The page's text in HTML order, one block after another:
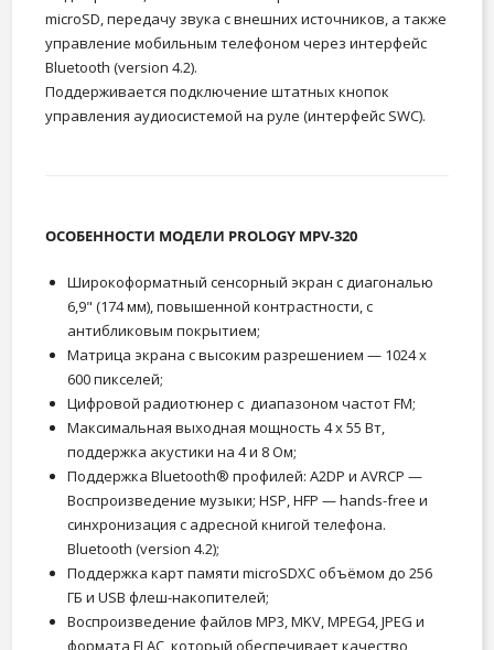
microSD, передачу звука с внешних источников, а также
управление мобильным телефоном через интерфейс
Bluetooth (version 4.2).
Поддерживается подключение штатных кнопок
управления аудиосистемой на руле (интерфейс SWC).
ОСОБЕННОСТИ МОДЕЛИ PROLOGY MPV-320
Широкоформатный сенсорный экран с диагональю
6,9" (174 мм), повышенной контрастности, с
антибликовым покрытием;
Матрица экрана с высоким разрешением — 1024 х
600 пикселей;
Цифровой радиотюнер с диапазоном частот FM;
Максимальная выходная мощность 4 х 55 Вт,
поддержка акустики на 4 и 8 Ом;
Поддержка Bluetooth® профилей: A2DP и AVRCP —
Воспроизведение музыки; HSP, HFP — hands-free и
синхронизация с адресной книгой телефона.
Bluetooth (version 4.2);
Поддержка карт памяти microSDXC объёмом до 256
ГБ и USB флеш-накопителей;
Воспроизведение файлов MP3, MKV, MPEG4, JPEG и
формата FLAC, который обеспечивает качество